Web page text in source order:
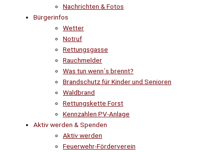
Nachrichten & Fotos
Bürgerinfos
Wetter
Notruf
Rettungsgasse
Rauchmelder
Was tun wenn´s brennt?
Brandschutz für Kinder und Senioren
Waldbrand
Rettungskette Forst
Kennzahlen PV-Anlage
Aktiv werden & Spenden
Aktiv werden
Feuerwehr-Förderverein